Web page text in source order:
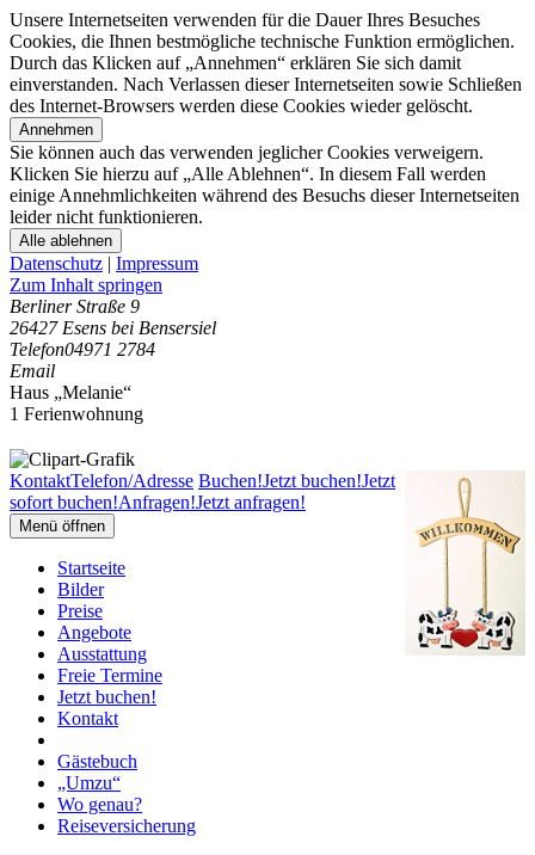
Unsere Internetseiten verwenden für die Dauer Ihres Besuches
Cookies, die Ihnen bestmögliche technische Funktion ermöglichen.
Durch das Klicken auf „Annehmen“ erklären Sie sich damit
einverstanden. Nach Verlassen dieser Internetseiten sowie Schließen
des Internet-Browsers werden diese Cookies wieder gelöscht.
Annehmen
Sie können auch das verwenden jeglicher Cookies verweigern.
Klicken Sie hierzu auf „Alle Ablehnen“. In diesem Fall werden
einige Annehmlichkeiten während des Besuchs dieser Internetseiten
leider nicht funktionieren.
Alle ablehnen
Datenschutz | Impressum
Zum Inhalt springen
Berliner Straße 9
26427 Esens bei Bensersiel
Telefon04971 2784
Email
Haus „Melanie“
1 Ferienwohnung
KontaktTelefon/Adresse Buchen!Jetzt buchen!Jetzt
sofort buchen!Anfragen!Jetzt anfragen!
Menü öffnen
Startseite
Bilder
Preise
Angebote
Ausstattung
Freie Termine
Jetzt buchen!
Kontakt
Gästebuch
„Umzu“
Wo genau?
Reiseversicherung